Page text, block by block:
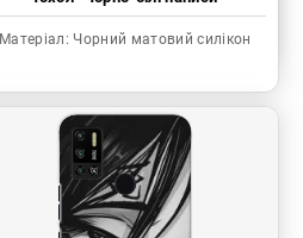
Матеріал: Чорний матовий силікон